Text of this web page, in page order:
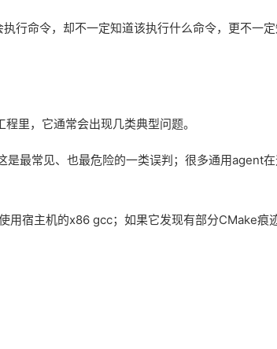
行命令，却不一定知道该执行什么命令，更不一
里，它通常会出现几类典型问题。
最常见、也最危险的一类误判；很多通用agent
用宿主机的x86 gcc；如果它发现有部分CMake痕